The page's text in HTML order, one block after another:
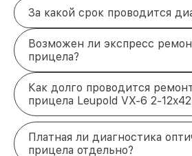
За какой срок проводится
Возможен ли экспресс
прицела?
Как долго проводится
прицела Leupold VX-6 2-
Платная ли диагностика
прицела отдельно?